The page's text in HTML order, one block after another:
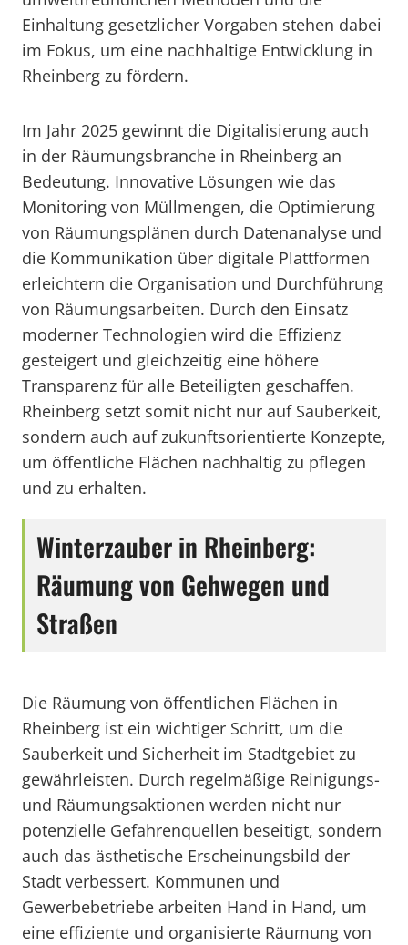
Einhaltung gesetzlicher Vorgaben stehen dabei
im Fokus, um eine nachhaltige Entwicklung in
Rheinberg zu fördern.
Im Jahr 2025 gewinnt die Digitalisierung auch
in der Räumungsbranche in Rheinberg an
Bedeutung. Innovative Lösungen wie das
Monitoring von Müllmengen, die Optimierung
von Räumungsplänen durch Datenanalyse und
die Kommunikation über digitale Plattformen
erleichtern die Organisation und Durchführung
von Räumungsarbeiten. Durch den Einsatz
moderner Technologien wird die Effizienz
gesteigert und gleichzeitig eine höhere
Transparenz für alle Beteiligten geschaffen.
Rheinberg setzt somit nicht nur auf Sauberkeit,
sondern auch auf zukunftsorientierte Konzepte,
um öffentliche Flächen nachhaltig zu pflegen
und zu erhalten.
Winterzauber in Rheinberg:
Räumung von Gehwegen und
Straßen
Die Räumung von öffentlichen Flächen in
Rheinberg ist ein wichtiger Schritt, um die
Sauberkeit und Sicherheit im Stadtgebiet zu
gewährleisten. Durch regelmäßige Reinigungs-
und Räumungsaktionen werden nicht nur
potenzielle Gefahrenquellen beseitigt, sondern
auch das ästhetische Erscheinungsbild der
Stadt verbessert. Kommunen und
Gewerbebetriebe arbeiten Hand in Hand, um
eine effiziente und organisierte Räumung von